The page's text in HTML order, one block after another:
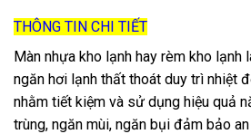
THÔNG TIN CHI TIẾT
Màn nhựa kho lạnh hay rèm kho
ngăn hơi lạnh thất thoát duy trì nhiệt
nhằm tiết kiệm và sử dụng hiệu quả
trùng, ngăn mùi, ngăn bụi đảm bảo